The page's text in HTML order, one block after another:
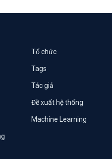
Tổ chức
Tags
Tác giả
Đề xuất hệ thống
Machine Learning